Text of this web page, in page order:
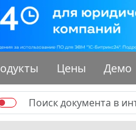
Цены Демо